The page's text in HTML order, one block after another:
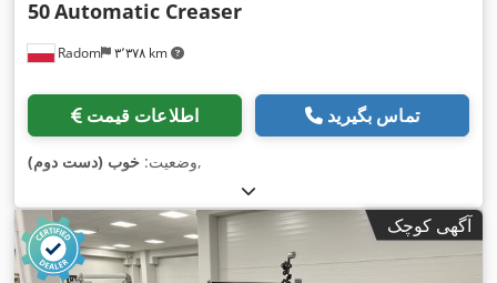
Radom ۳٬۳۷۸ km
50Automatic Creaser
اطلاعات قیمت تماس بگیرید
وضعیت: خوب (دست دوم) ,
آگهی کوچک